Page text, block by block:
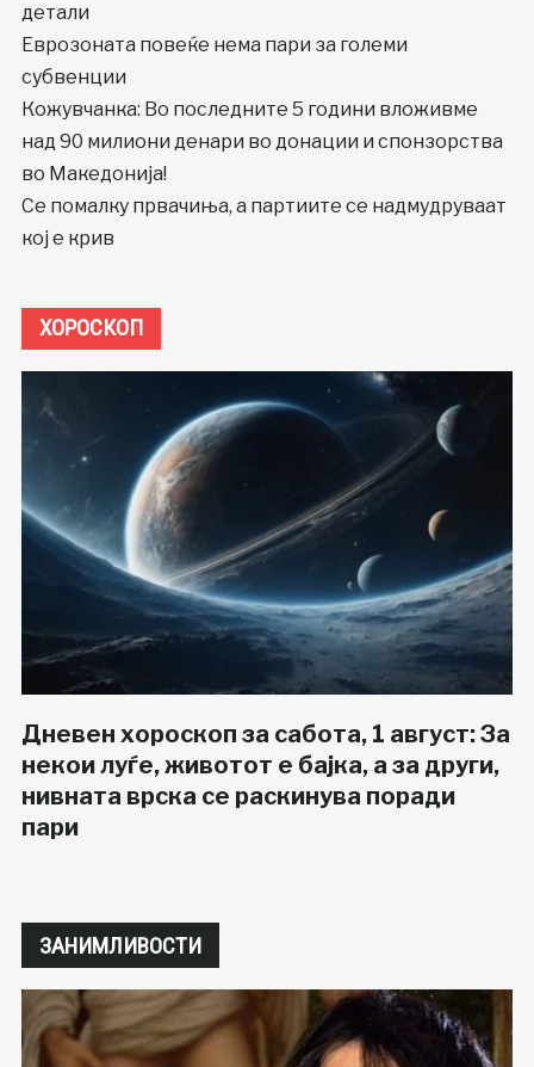
детали
Еврозоната повеќе нема пари за големи
субвенции
Кожувчанка: Во последните 5 години вложивме
над 90 милиони денари во донации и спонзорства
во Македонија!
Се помалку првачиња, а партиите се надмудруваат
кој е крив
ХОРОСКОП
Дневен хороскоп за сабота, 1 август: За
некои луѓе, животот е бајка, а за други,
нивната врска се раскинува поради
пари
ЗАНИМЛИВОСТИ